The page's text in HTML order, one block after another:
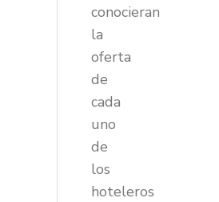
conocieran
la
oferta
de
cada
uno
de
los
hoteleros